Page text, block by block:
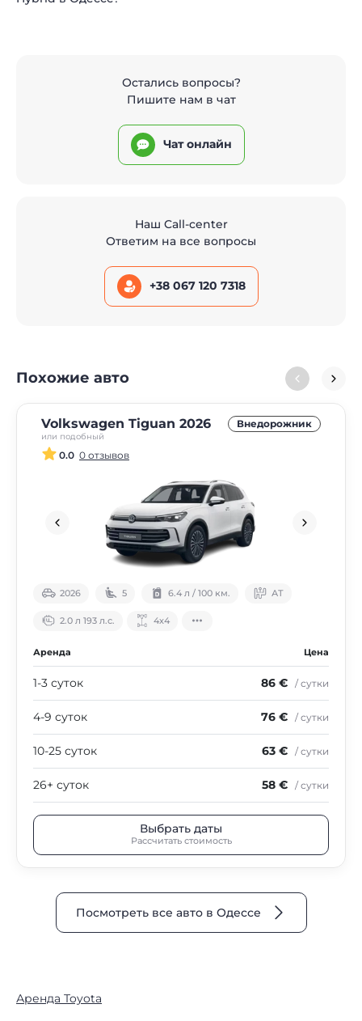
Остались вопросы?
Пишите нам в чат
Чат онлайн
Наш Call-center
Ответим на все вопросы
+38 067 120 7318
Похожие авто
Volkswagen Tiguan 2026
или подобный
Внедорожник
0.0 0 отзывов
2026 5 6.4 л / 100 км. АТ
2.0 л 193 л.с. 4х4
Аренда Цена
1-3 суток 86 € / сутки
4-9 суток 76 € / сутки
10-25 суток 63 € / сутки
26+ суток 58 € / сутки
Выбрать даты
Рассчитать стоимость
Посмотреть все авто в Одессе
Аренда Toyota